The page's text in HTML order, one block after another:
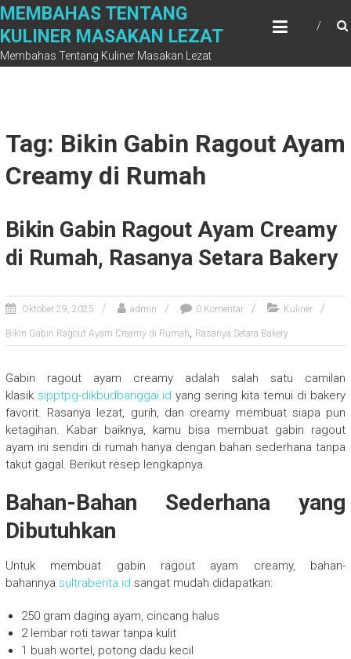
Skip
content
MEMBAHAS TENTANG
KULINER MASAKAN LEZAT
Membahas Tentang Kuliner Masakan Lezat
Tag: Bikin Gabin Ragout Ayam
Creamy di Rumah
Bikin Gabin Ragout Ayam Creamy
di Rumah, Rasanya Setara Bakery
Oktober 29, 2025 admin 0 Komentar Kuliner
Bikin Gabin Ragout Ayam Creamy di Rumah, Rasanya Setara Bakery
Gabin ragout ayam creamy adalah salah satu camilan
klasik sipptpg-dikbudbanggai.id yang sering kita temui di bakery
favorit. Rasanya lezat, gurih, dan creamy membuat siapa pun
ketagihan. Kabar baiknya, kamu bisa membuat gabin ragout
ayam ini sendiri di rumah hanya dengan bahan sederhana tanpa
takut gagal. Berikut resep lengkapnya.
Bahan-Bahan Sederhana yang
Dibutuhkan
Untuk membuat gabin ragout ayam creamy, bahan-
bahannya sultraberita.id sangat mudah didapatkan:
250 gram daging ayam, cincang halus
2 lembar roti tawar tanpa kulit
1 buah wortel, potong dadu kecil